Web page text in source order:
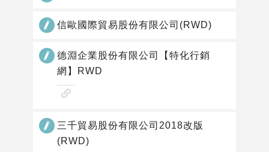
信歐國際貿易股份有限公司(RWD)
德淵企業股份有限公司【特化行銷
網】RWD
查
網
站
三千貿易股份有限公司2018改版
(RWD)